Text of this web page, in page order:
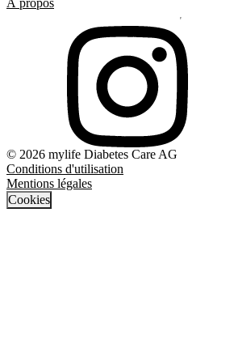
À propos
© 2026 mylife Diabetes Care AG
Conditions d'utilisation
Mentions légales
Cookies